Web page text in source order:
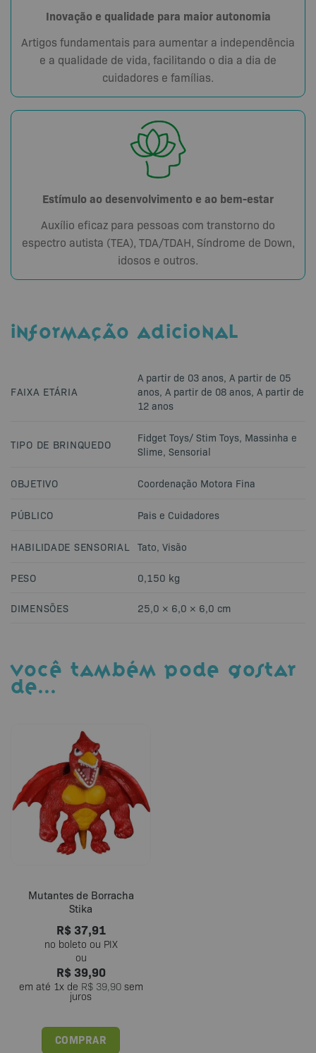
Inovação e qualidade para maior autonomia
Artigos fundamentais para aumentar a independência
e a qualidade de vida, facilitando o dia a dia de
cuidadores e famílias.
Estímulo ao desenvolvimento e ao bem-estar
Auxílio eficaz para pessoas com transtorno do
espectro autista (TEA), TDA/TDAH, Síndrome de Down,
idosos e outros.
INFORMAÇÃO ADICIONAL
FAIXA ETÁRIA
A partir de 03 anos A partir de 05
anos A partir de 08 anos A partir de
12 anos
TIPO DE BRINQUEDO Fidget Toys/ Stim Toys Massinha e
Slime Sensorial
OBJETIVO Coordenação Motora Fina
PÚBLICO Pais e Cuidadores
HABILIDADE SENSORIAL Tato Visão
PESO 0,150 kg
DIMENSÕES 25,0 × 6,0 × 6,0 cm
VOCÊ TAMBÉM PODE GOSTAR
DE…
Mutantes de Borracha
Stika
R$37,91
R$39,90
em até 1x de R$39,90sem
juros
COMPRAR